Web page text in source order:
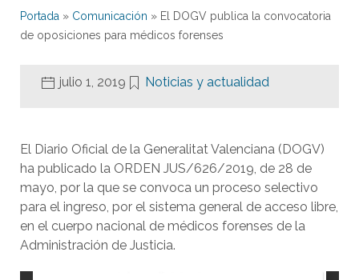
Portada » Comunicación » El DOGV publica la convocatoria
de oposiciones para médicos forenses
julio 1, 2019 Noticias y actualidad
El Diario Oficial de la Generalitat Valenciana (DOGV)
ha publicado la ORDEN JUS/626/2019, de 28 de
mayo, por la que se convoca un proceso selectivo
para el ingreso, por el sistema general de acceso libre,
en el cuerpo nacional de médicos forenses de la
Administración de Justicia.